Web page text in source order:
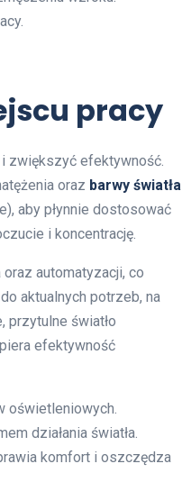
pracy
zwiększyć efektywność.
oraz barwy światła
aby płynnie dostosować
i koncentrację.
automatyzacji, co
aktualnych potrzeb, na
przytulne światło
efektywność
oświetleniowych.
działania światła.
komfort i oszczędza